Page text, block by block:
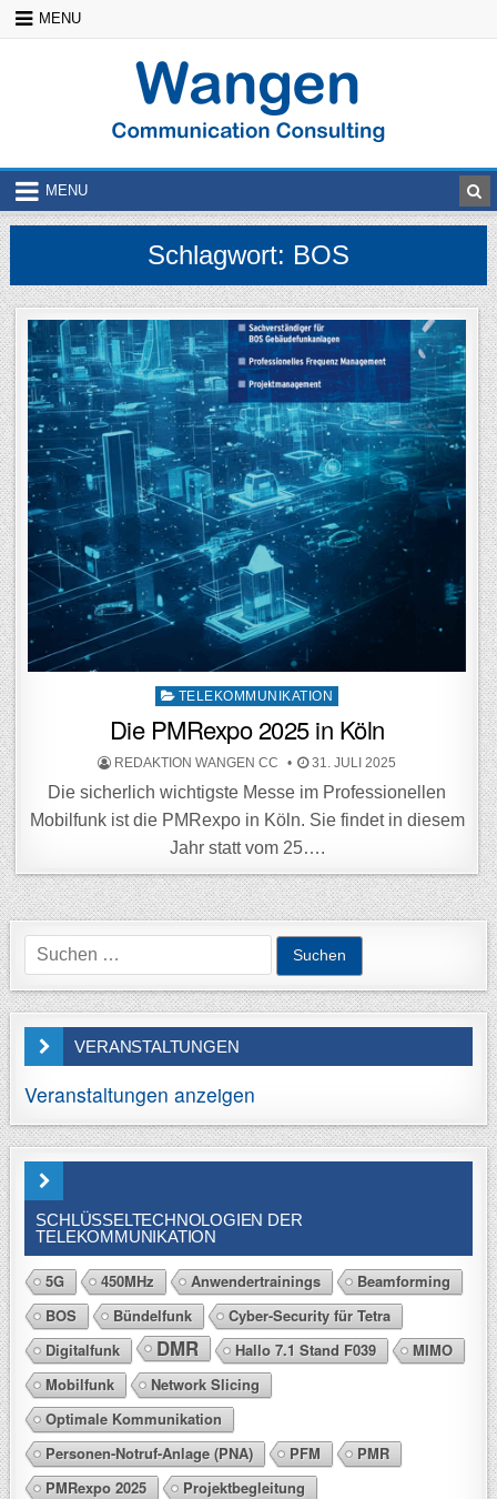
Skip
to
MENU
MENU
Schlagwort: BOS
Posted
in
TELEKOMMUNIKATION
Die PMRexpo 2025 in Köln
POSTED
REDAKTION WANGEN CC
POSTED
31. JULI 2025
Die sicherlich wichtigste Messe im Professionellen
Mobilfunk ist die PMRexpo in Köln. Sie findet in diesem
Jahr statt vom 25….
Suchen
nach:
VERANSTALTUNGEN
Veranstaltungen anzeigen
SCHLÜSSELTECHNOLOGIEN DER
TELEKOMMUNIKATION
5G 450MHz Anwendertrainings
Beamforming
BOS
Bündelfunk
Cyber-Security für Tetra
Digitalfunk
DMR Hallo 7.1 Stand F039
MIMO
Mobilfunk
Network Slicing
Optimale Kommunikation
Personen-Notruf-Anlage (PNA)
PFM
PMR
PMRexpo 2025
Projektbegleitung